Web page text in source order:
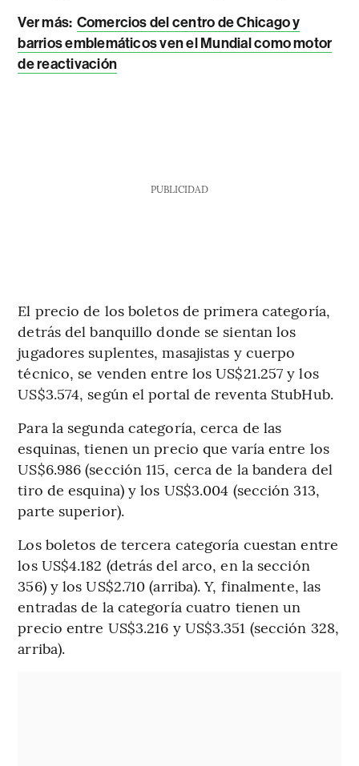
Ver más: Comercios del centro de Chicago y
barrios emblemáticos ven el Mundial como motor
de reactivación
PUBLICIDAD
El precio de los boletos de primera categoría,
detrás del banquillo donde se sientan los
jugadores suplentes, masajistas y cuerpo
técnico, se venden entre los US$21.257 y los
US$3.574, según el portal de reventa StubHub.
Para la segunda categoría, cerca de las
esquinas, tienen un precio que varía entre los
US$6.986 (sección 115, cerca de la bandera del
tiro de esquina) y los US$3.004 (sección 313,
parte superior).
Los boletos de tercera categoría cuestan entre
los US$4.182 (detrás del arco, en la sección
356) y los US$2.710 (arriba). Y, finalmente, las
entradas de la categoría cuatro tienen un
precio entre US$3.216 y US$3.351 (sección 328,
arriba).